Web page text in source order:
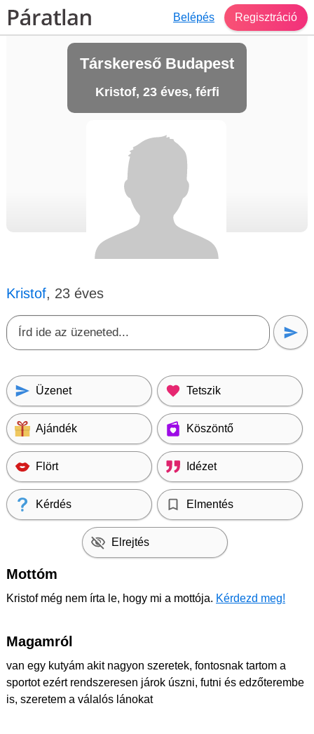
Belépés Regisztráció
Társkereső Budapest
Kristof, 23 éves, férfi
Kristof, 23 éves
Üzenet Tetszik
Ajándék Köszöntő
Flört Idézet
Kérdés Elmentés
Elrejtés
Mottóm
Kristof még nem írta le, hogy mi a mottója. Kérdezd meg!
Magamról
van egy kutyám akit nagyon szeretek, fontosnak tartom a
sportot ezért rendszeresen járok úszni, futni és edzőterembe
is, szeretem a válalós lánokat